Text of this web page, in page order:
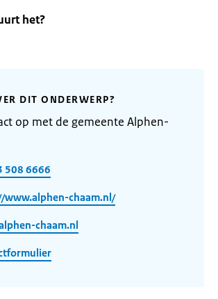
het?
DIT ONDERWERP?
op met de gemeente Alphen-
508 6666
www.alphen-chaam.nl/
chaam.nl